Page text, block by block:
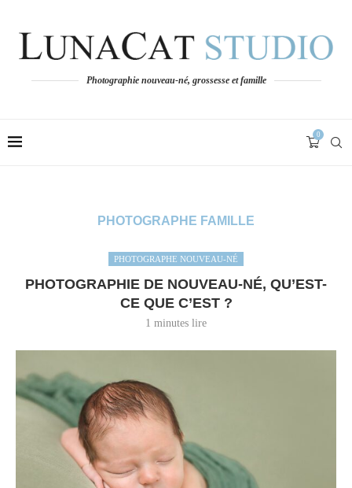
Photographie nouveau-né, grossesse et famille
0
PHOTOGRAPHE FAMILLE
PHOTOGRAPHE NOUVEAU-NÉ
PHOTOGRAPHIE DE NOUVEAU-NÉ, QU’EST-
CE QUE C’EST ?
1 minutes lire